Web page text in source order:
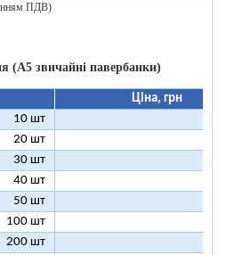
ПДВ)
(А5 звичайні павербанки)
Ціна, грн
10 шт
20 шт
30 шт
40 шт
50 шт
100 шт
200 шт